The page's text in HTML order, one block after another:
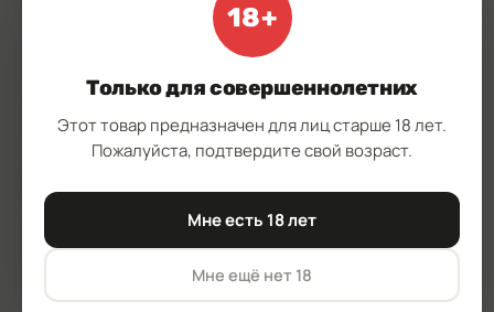
18+
Только для совершеннолетних
Этот товар предназначен для лиц старше 18 лет.
Пожалуйста, подтвердите свой возраст.
Мне есть 18 лет
Мне ещё нет 18Нажмите для увеличения